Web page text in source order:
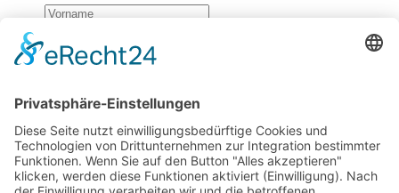
reCaptcha v3-Service zu laden!Wir verwenden
reCAPTCHA, um Ihre eingegebenen Informationen zu
überprüfen. Dieser Service kann Daten zu Ihren